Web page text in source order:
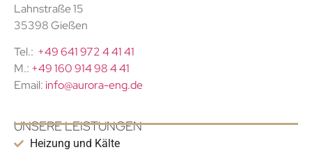
Lahnstraße 15
35398 Gießen
Tel.: +49 641 972 4 41 41
M.: +49 160 914 98 4 41
Email: info@aurora-eng.de
UNSERE LEISTUNGEN
Heizung und Kälte